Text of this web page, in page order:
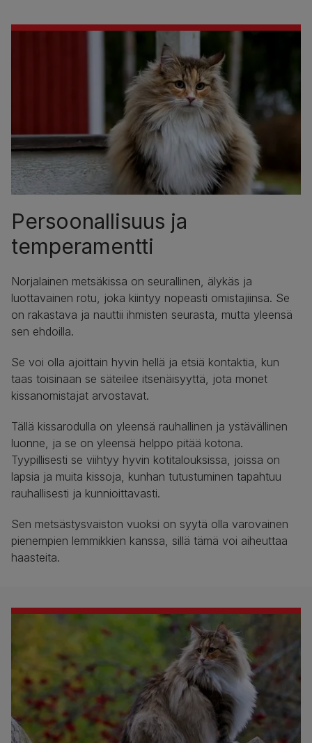
Persoonallisuus ja
temperamentti
Norjalainen metsäkissa on seurallinen, älykäs ja
luottavainen rotu, joka kiintyy nopeasti omistajiinsa. Se
on rakastava ja nauttii ihmisten seurasta, mutta yleensä
sen ehdoilla.
Se voi olla ajoittain hyvin hellä ja etsiä kontaktia, kun
taas toisinaan se säteilee itsenäisyyttä, jota monet
kissanomistajat arvostavat.
Tällä kissarodulla on yleensä rauhallinen ja ystävällinen
luonne, ja se on yleensä helppo pitää kotona.
Tyypillisesti se viihtyy hyvin kotitalouksissa, joissa on
lapsia ja muita kissoja, kunhan tutustuminen tapahtuu
rauhallisesti ja kunnioittavasti.
Sen metsästysvaiston vuoksi on syytä olla varovainen
pienempien lemmikkien kanssa, sillä tämä voi aiheuttaa
haasteita.